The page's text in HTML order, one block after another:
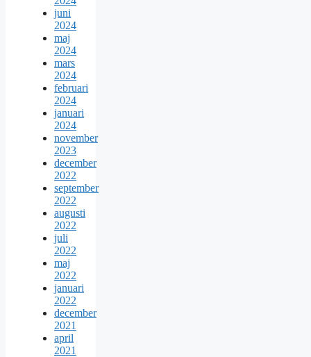
juni
2024
maj
2024
mars
2024
februari
2024
januari
2024
november
2023
december
2022
september
2022
augusti
2022
juli
2022
maj
2022
januari
2022
december
2021
april
2021